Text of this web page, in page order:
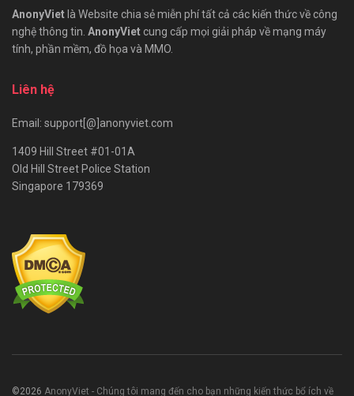
AnonyViet là Website chia sẻ miễn phí tất cả các kiến thức về công
nghệ thông tin. AnonyViet cung cấp mọi giải pháp về mạng máy
tính, phần mềm, đồ họa và MMO.
Liên hệ
Email: support[@]anonyviet.com
1409 Hill Street #01-01A
Old Hill Street Police Station
Singapore 179369
©2026 AnonyViet - Chúng tôi mang đến cho bạn những kiến thức bổ ích về